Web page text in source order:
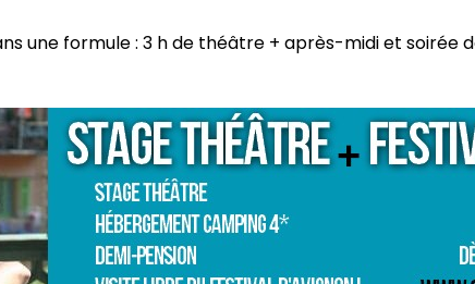
une formule : 3 h de théâtre + après-midi et